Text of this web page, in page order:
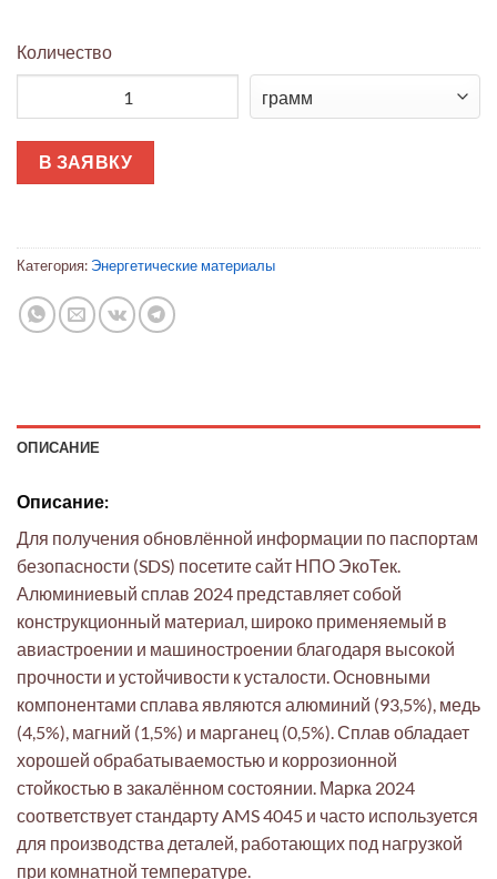
Количество
В ЗАЯВКУ
Категория: Энергетические материалы
ОПИСАНИЕ
Описание:
Для получения обновлённой информации по паспортам
безопасности (SDS) посетите сайт НПО ЭкоТек.
Алюминиевый сплав 2024 представляет собой
конструкционный материал, широко применяемый в
авиастроении и машиностроении благодаря высокой
прочности и устойчивости к усталости. Основными
компонентами сплава являются алюминий (93,5%), медь
(4,5%), магний (1,5%) и марганец (0,5%). Сплав обладает
хорошей обрабатываемостью и коррозионной
стойкостью в закалённом состоянии. Марка 2024
соответствует стандарту AMS 4045 и часто используется
для производства деталей, работающих под нагрузкой
при комнатной температуре.